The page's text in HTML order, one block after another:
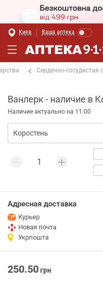
Киев Ваша аптека
Сердечно-сосудистая
Ванлерк - наличие в
Наличие актуально на 11:00
Адресная доставка
Курьер
Новая почта
Укрпошта
250.50грн